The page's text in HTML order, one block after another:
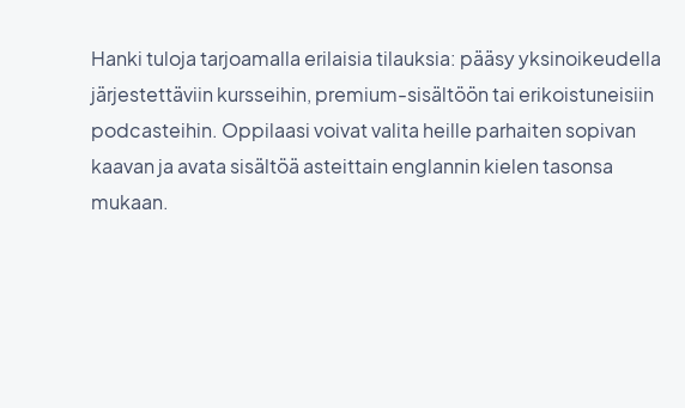
Hanki tuloja tarjoamalla erilaisia tilauksia: pääsy yksinoikeudella
järjestettäviin kursseihin, premium-sisältöön tai erikoistuneisiin
podcasteihin. Oppilaasi voivat valita heille parhaiten sopivan
kaavan ja avata sisältöä asteittain englannin kielen tasonsa
mukaan.